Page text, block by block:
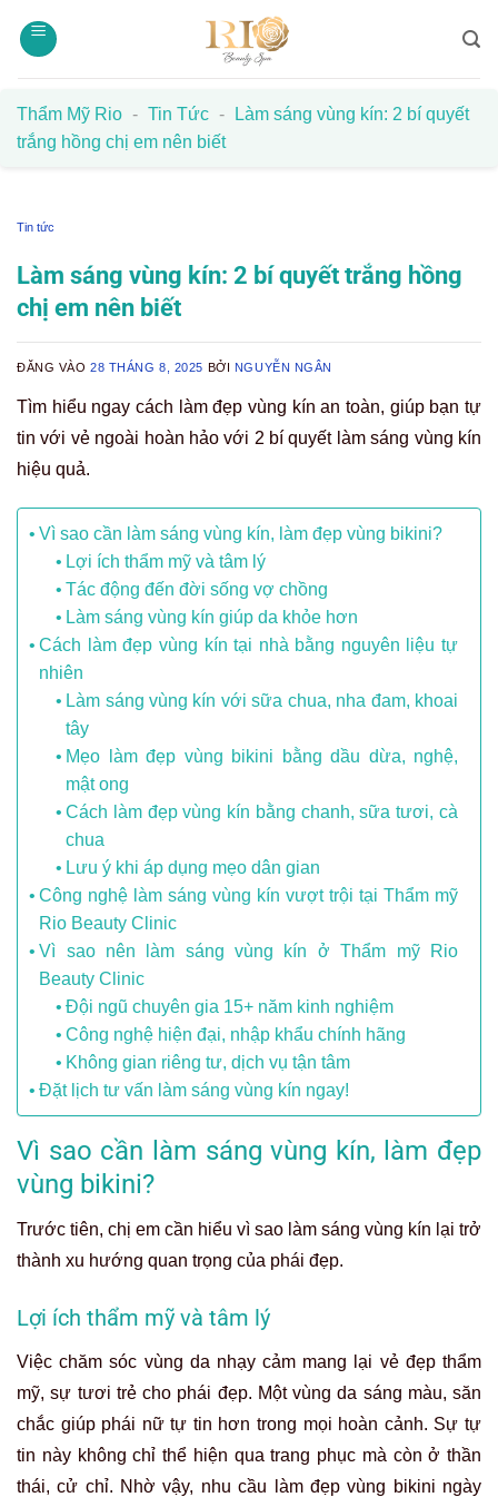
qua
Thẩm Mỹ Rio - Tin Tức -
Làm sáng vùng kín: 2 bí quyết
trắng hồng chị em nên biết
Tin tức
Làm sáng vùng kín: 2 bí quyết trắng hồng
chị em nên biết
ĐĂNG VÀO28 THÁNG 8, 2025 BỞI NGUYỄN NGÂN
Tìm hiểu ngay cách làm đẹp vùng kín an toàn, giúp bạn tự
tin với vẻ ngoài hoàn hảo với 2 bí quyết làm sáng vùng kín
hiệu quả.
Vì sao cần làm sáng vùng kín, làm đẹp vùng bikini?
Lợi ích thẩm mỹ và tâm lý
Tác động đến đời sống vợ chồng
Làm sáng vùng kín giúp da khỏe hơn
Cách làm đẹp vùng kín tại nhà bằng nguyên liệu tự
nhiên
Làm sáng vùng kín với sữa chua, nha đam, khoai
tây
Mẹo làm đẹp vùng bikini bằng dầu dừa, nghệ,
mật ong
Cách làm đẹp vùng kín bằng chanh, sữa tươi, cà
chua
Lưu ý khi áp dụng mẹo dân gian
Công nghệ làm sáng vùng kín vượt trội tại Thẩm mỹ
Rio Beauty Clinic
Vì sao nên làm sáng vùng kín ở Thẩm mỹ Rio
Beauty Clinic
Đội ngũ chuyên gia 15+ năm kinh nghiệm
Công nghệ hiện đại, nhập khẩu chính hãng
Không gian riêng tư, dịch vụ tận tâm
Đặt lịch tư vấn làm sáng vùng kín ngay!
Vì sao cần làm sáng vùng kín, làm đẹp
vùng bikini?
Trước tiên, chị em cần hiểu vì sao làm sáng vùng kín lại trở
thành xu hướng quan trọng của phái đẹp.
Lợi ích thẩm mỹ và tâm lý
Việc chăm sóc vùng da nhạy cảm mang lại vẻ đẹp thẩm
mỹ, sự tươi trẻ cho phái đẹp. Một vùng da sáng màu, săn
chắc giúp phái nữ tự tin hơn trong mọi hoàn cảnh. Sự tự
tin này không chỉ thể hiện qua trang phục mà còn ở thần
thái, cử chỉ. Nhờ vậy, nhu cầu làm đẹp vùng bikini ngày